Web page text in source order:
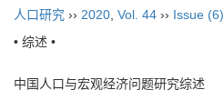
人口研究 ›› 2020 Vol. 44 ›› Issue (6)
• 综述 •
中国人口与宏观经济问题研究综述